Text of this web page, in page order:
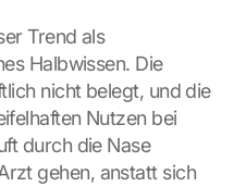
Trend als
Halbwissen. Die
nicht belegt, und die
Nutzen bei
durch die Nase
gehen, anstatt sich